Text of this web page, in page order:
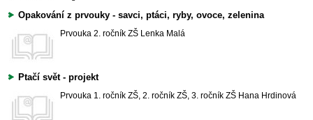
Opakování z prvouky - savci, ptáci, ryby, ovoce, zelenina
Prvouka 2. ročník ZŠ Lenka Malá
Ptačí svět - projekt
Prvouka 1. ročník ZŠ, 2. ročník ZŠ, 3. ročník ZŠ Hana Hrdinová